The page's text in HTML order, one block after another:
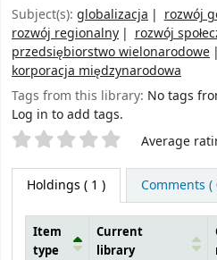
Subject(s): globalizacja
rozwój
rozwój regionalny
rozwój
przedsiębiorstwo wielonarodowe
korporacja międzynarodowa
Tags from this library: No tags
Log in to add tags.
Star ratings Average
Holdings ( 1 ) Comments (
Item
type
Current
library